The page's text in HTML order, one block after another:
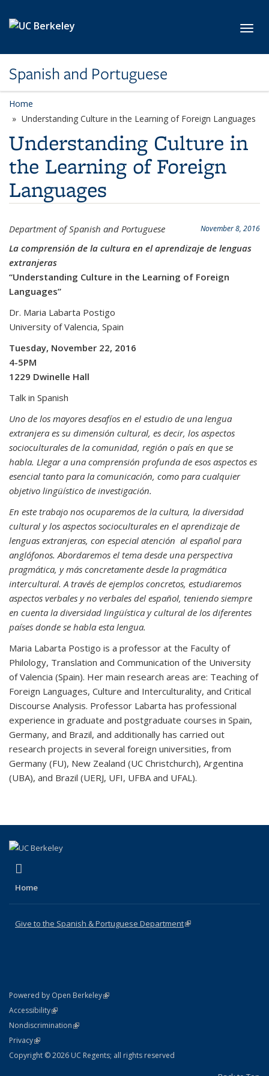
Spanish and Portuguese
Home
Understanding Culture in the Learning of Foreign Languages
Understanding Culture in
the Learning of Foreign
Languages
November 8, 2016
Department of Spanish and Portuguese
La comprensión de la cultura en el aprendizaje de lenguas
extranjeras
“Understanding Culture in the Learning of Foreign
Languages”
Dr. Maria Labarta Postigo
University of Valencia, Spain
Tuesday, November 22, 2016
4-5PM
1229 Dwinelle Hall
Talk in Spanish
Uno de los mayores desafíos en el estudio de una lengua
extranjera es su dimensión cultural, es decir, los aspectos
socioculturales de la comunidad, región o país en que se
habla. Llegar a una comprensión profunda de esos aspectos es
esencial tanto para la comunicación, como para cualquier
objetivo lingüístico de investigación.
En este trabajo nos ocuparemos de la cultura, la diversidad
cultural y los aspectos socioculturales en el aprendizaje de
lenguas extranjeras, con especial atención al español para
anglófonos. Abordaremos el tema desde una perspectiva
pragmática, y más concretamente desde la pragmática
intercultural. A través de ejemplos concretos, estudiaremos
aspectos verbales y no verbales del español, teniendo siempre
en cuenta la diversidad lingüística y cultural de los diferentes
países donde se habla esta lengua.
Maria Labarta Postigo is a professor at the Faculty of
Philology, Translation and Communication of the University
of Valencia (Spain). Her main research areas are: Teaching of
Foreign Languages, Culture and Interculturality, and Critical
Discourse Analysis. Professor Labarta has professional
experience in graduate and postgraduate courses in Spain,
Germany, and Brazil, and additionally has carried out
research projects in several foreign universities, from
Germany (FU), New Zealand (UC Christchurch), Argentina
(UBA), and Brazil (UERJ, UFI, UFBA and UFAL).
Home
Give to the Spanish & Portuguese Department(link is external)
Powered by Open Berkeley(link is external)
AccessibilityStatement
(link is external)
NondiscriminationPolicy Statement
(link is external)
PrivacyStatement
(link is external)
Copyright © 2026 UC Regents; all rights reserved